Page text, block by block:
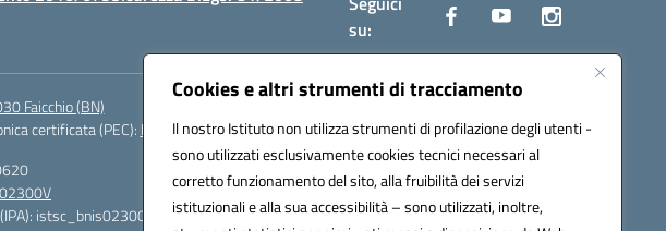
Cookies e altri strumenti di tracciamento
Il nostro Istituto non utilizza strumenti di profilazione degli utenti -
sono utilizzati esclusivamente cookies tecnici necessari al
corretto funzionamento del sito, alla fruibilità dei servizi
istituzionali e alla sua accessibilità – sono utilizzati, inoltre,
su:
Faicchio (BN)
certificata (PEC): bnis02300v@pec.istruzione.it
istsc_bnis02300v